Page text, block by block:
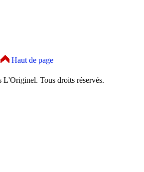
Haut de page
Tous droits réservés.